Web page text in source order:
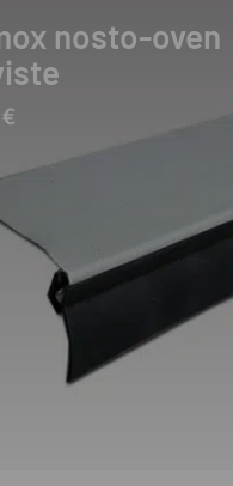
nosto-oven